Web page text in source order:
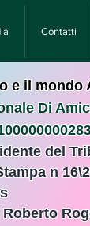
Contatti
e il mondo
Di
del
n